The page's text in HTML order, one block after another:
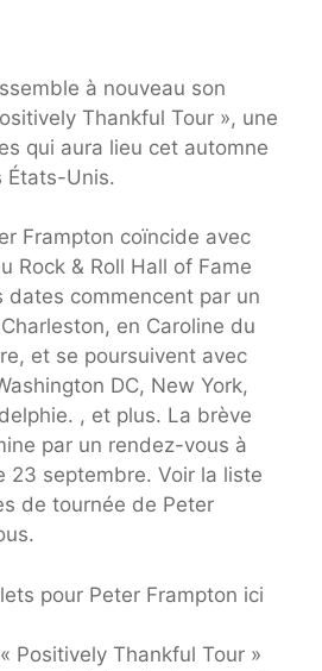
à nouveau son
Thankful Tour », une
qui aura lieu cet automne
États-Unis.
Frampton coïncide avec
Rock & Roll Hall of Fame
dates commencent par un
en Caroline du
et se poursuivent avec
DC, New York,
, et plus. La brève
par un rendez-vous à
23 septembre. Voir la liste
de tournée de Peter
pour Peter Frampton ici
Positively Thankful Tour »